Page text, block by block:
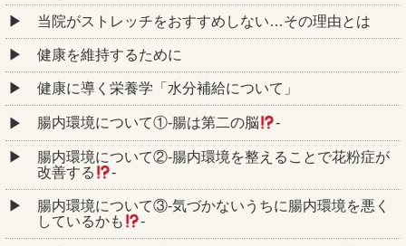
当院がストレッチをおすすめしない…その理由とは
健康を維持するために
健康に導く栄養学「水分補給について」
腸内環境について①‐腸は第二の脳 ‐
腸内環境について②‐腸内環境を整えることで花粉症が
改善する
‐
腸内環境について③‐気づかないうちに腸内環境を悪く
しているかも
‐